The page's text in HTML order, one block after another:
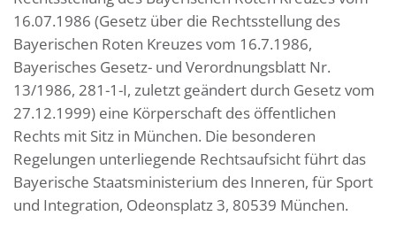
16.07.1986 (Gesetz über die Rechtsstellung des
Bayerischen Roten Kreuzes vom 16.7.1986,
Bayerisches Gesetz- und Verordnungsblatt Nr.
13/1986, 281-1-I, zuletzt geändert durch Gesetz vom
27.12.1999) eine Körperschaft des öffentlichen
Rechts mit Sitz in München. Die besonderen
Regelungen unterliegende Rechtsaufsicht führt das
Bayerische Staatsministerium des Inneren, für Sport
und Integration, Odeonsplatz 3, 80539 München.